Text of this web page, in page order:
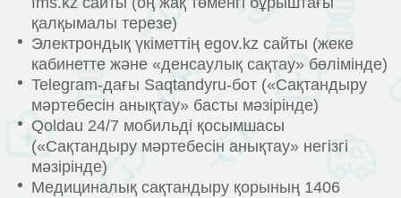
қалқымалы терезе)
Электрондық үкіметтің egov.kz сайты (жеке
кабинетте және «денсаулық сақтау» бөлімінде)
Telegram-дағы Saqtandyru-бот («Сақтандыру
мәртебесін анықтау» басты мәзірінде)
Qoldau 24/7 мобильді қосымшасы
(«Сақтандыру мәртебесін анықтау» негізгі
мәзірінде)
Медициналық сақтандыру қорының 1406